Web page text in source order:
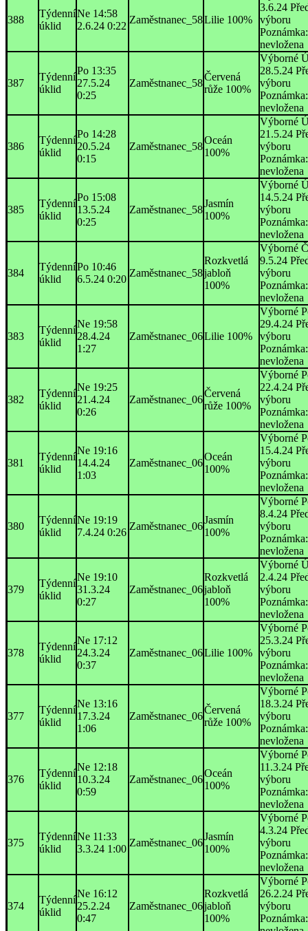
388
Týdenní
úklid
Ne 14:58
2.6.24 0:22
Zaměstnanec_58Lilie 100%
3.6.24
výboru
Poznámka:
nevložena
387
Týdenní
úklid
Po 13:35
27.5.24
0:25
Zaměstnanec_58
Červená
růže 100%
Výborné
28.5.24
výboru
Poznámka:
nevložena
386
Týdenní
úklid
Po 14:28
20.5.24
0:15
Zaměstnanec_58
Oceán
100%
Výborné
21.5.24
výboru
Poznámka:
nevložena
385
Týdenní
úklid
Po 15:08
13.5.24
0:25
Zaměstnanec_58
Jasmín
100%
Výborné
14.5.24
výboru
Poznámka:
nevložena
384
Týdenní
úklid
Po 10:46
6.5.24 0:20
Zaměstnanec_58
Rozkvetlá
jabloň
100%
Výborné
9.5.24
výboru
Poznámka:
nevložena
383
Týdenní
úklid
Ne 19:58
28.4.24
1:27
Zaměstnanec_06Lilie 100%
Výborné
29.4.24
výboru
Poznámka:
nevložena
382
Týdenní
úklid
Ne 19:25
21.4.24
0:26
Zaměstnanec_06
Červená
růže 100%
Výborné
22.4.24
výboru
Poznámka:
nevložena
381
Týdenní
úklid
Ne 19:16
14.4.24
1:03
Zaměstnanec_06
Oceán
100%
Výborné
15.4.24
výboru
Poznámka:
nevložena
380
Týdenní
úklid
Ne 19:19
7.4.24 0:26
Zaměstnanec_06
Jasmín
100%
Výborné
8.4.24
výboru
Poznámka:
nevložena
379
Týdenní
úklid
Ne 19:10
31.3.24
0:27
Zaměstnanec_06
Rozkvetlá
jabloň
100%
Výborné
2.4.24
výboru
Poznámka:
nevložena
378
Týdenní
úklid
Ne 17:12
24.3.24
0:37
Zaměstnanec_06Lilie 100%
Výborné
25.3.24
výboru
Poznámka:
nevložena
377
Týdenní
úklid
Ne 13:16
17.3.24
1:06
Zaměstnanec_06
Červená
růže 100%
Výborné
18.3.24
výboru
Poznámka:
nevložena
376
Týdenní
úklid
Ne 12:18
10.3.24
0:59
Zaměstnanec_06
Oceán
100%
Výborné
11.3.24
výboru
Poznámka:
nevložena
375
Týdenní
úklid
Ne 11:33
3.3.24 1:00
Zaměstnanec_06
Jasmín
100%
Výborné
4.3.24
výboru
Poznámka:
nevložena
374
Týdenní
úklid
Ne 16:12
25.2.24
0:47
Zaměstnanec_06
Rozkvetlá
jabloň
100%
Výborné
26.2.24
výboru
Poznámka: